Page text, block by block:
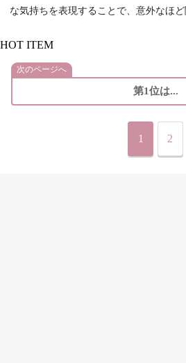
な気持ちを表現することで、意外なほど
HOT ITEM
次のページへ
第1位は...
1 2